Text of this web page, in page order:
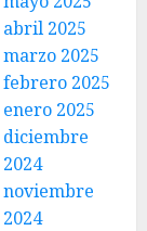
abril 2025
marzo 2025
febrero 2025
enero 2025
diciembre
2024
noviembre
2024